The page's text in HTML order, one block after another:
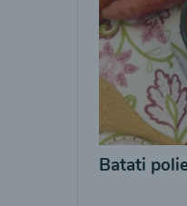
Batati